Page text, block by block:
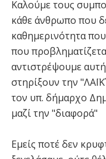
Καλούμε τους
κάθε άνθρωπο που
καθημερινότητα
που
αντιστρέψουμε
στηρίξουν την
τον υπ. δήμαρχο
μαζί την "διαφορά"
Εμείς ποτέ δεν